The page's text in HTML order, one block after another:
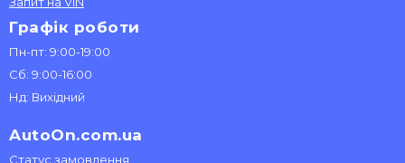
Графік роботи
Пн-пт: 9:00-19:00
Сб: 9:00-16:00
Нд: Вихідний
AutoOn.com.ua
Статус замовлення